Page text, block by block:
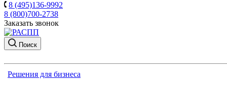
8 (495)136-9992
8 (800)700-2738
Заказать звонок
Поиск
Решения для бизнеса